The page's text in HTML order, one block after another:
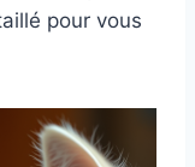
pour vous